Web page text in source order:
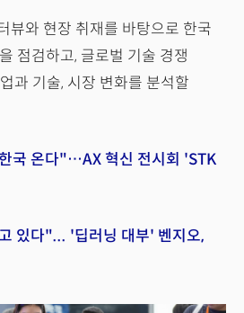
뷰와 현장 취재를 바탕으로 한국
점검하고, 글로벌 기술 경쟁
과 기술, 시장 변화를 분석할
국 온다"…AX 혁신 전시회 'STK
있다"... '딥러닝 대부' 벤지오,